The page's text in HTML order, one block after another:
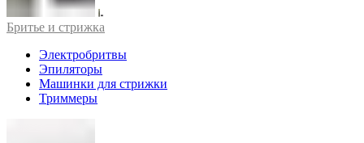
Бритье и стрижка
Электробритвы
Эпиляторы
Машинки для стрижки
Триммеры